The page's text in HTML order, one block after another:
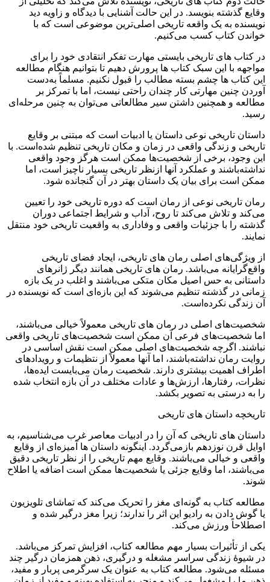
وقایع گذشته بنویسد. در این حالت آشنایی با دیدگاه و زاویه دید
نویسنده به یک واقعه تاریخی اصلی‌ترین موضوعی است که با
خواندن کتاب کسب می‌کنیم.
در کتاب های تاریخی بایستی مهارت تفکر انتقادی خود را برای
مواجهه با این سبک کتاب ها پرورش دهیم تا بتوانیم هنگام مطالعه
این کتاب ها چشم بسته مطالب را قبول نکنیم. مسلماً به‌دست
آوردن چنین مهارتی کار چندان راحتی نیست، اما با تمرکز بر
مطالعه و همچنین داشتن سیر مطالعاتی می‌توان به چنین مرحله‌‌ای
رسید.
داستان تاریخی نوعی داستان یا ادبیات است که مبتنی بر وقایع
تاریخی و زندگی واقعی در زمان و مکان تاریخی تنظیم شده‌است. با
این وجود، برخی از شخصیت‌ها ممکن است هرگز وجود واقعی
نداشته‌باشند و عملکرد آنها ازنظر تاریخی بسیار ناچیز است، اما
ممکن است برای بیان یک داستان بهتر در آن گنجانده شود.
رمان تاریخی نوعی از رمان است که دوره تاریخی خود را تعیین
می‌کند و تلاش می‌کند تا روح، آداب و شرایط اجتماعی دوران
گذشته را با جزئیات واقعی و وفاداری به واقعیت تاریخی خود منتقل
نمایند.
از ویژگی‌های اصلی رمان های تاریخی، ایجاد فضای تاریخی
واقع‌گرایانه می‌باشد. رمان های تاریخی همانند دیگر ژانرهای
داستانی به حس اصیل مکان متکی می‌باشند و اغلب در یک بازه
زمانی در گذشته تنظیم می‌‌شوند که این بازه‌ای است که نویسنده در
آن زندگی نکرده‌است.
شخصیت‌های اصلی در رمان های تاریخی معمولاً خیالی می‌باشند،
اما شخصیت‌های فرعی آن ممکن است شخصیت‌های تاریخی واقعی
نباشند. اگرچه شخصیت‌های اصلی ممکن است نقش اساسی در
روایت رمان نداشته‌باشند، اما آنها معمولاً از نتظیمات و رویدادهای
اطراف اهمیت بیشتری دارند. شخصیت رمان می‌بایست ایده‌ها،
نظرات، رفتارها، ارزش‌ها و عادات مختلف در آن بازه انتخاب شده
را به درستی به تصویر بکشد.
تاریخچه داستان های تاریخی
داستان های تاریخی که آن را در ادبیات معاصر غرب می‌شناسیم، به
اوایل قرن نوزدهم بازمی‌گردد. اینگونه داستان ها آمیزه‌ای از وقایع
واقعی و خیالی می‌باشند. وقایع مهم تاریخی را از نظر تاریخی دقیق
می‌باشند، اما وقایع جزئی یا شخصیت‌ها ممکن است اضافه یا اطلاح
شوند.
مطالعه کتاب به گونه‌ای مغز را تحریک می‌کند که تماشای تلویزیون
یا گوش دادن به رادیو این اثر را ندارند؛ زیرا مغز درگیر شده و
اصطلاحاً ورزش می‌کند.
یکی از تأثیرات بسیار مهم مطالعه کتاب، افزایش تمرکز می‌باشد.
در شیوۀ زندگی سراسر مشغله و درگیری، ذهن همزمان درگیر چند
مسئله می‌شود. مطالعه کتاب به عنوان یک سرگرمی پربار و مفید،